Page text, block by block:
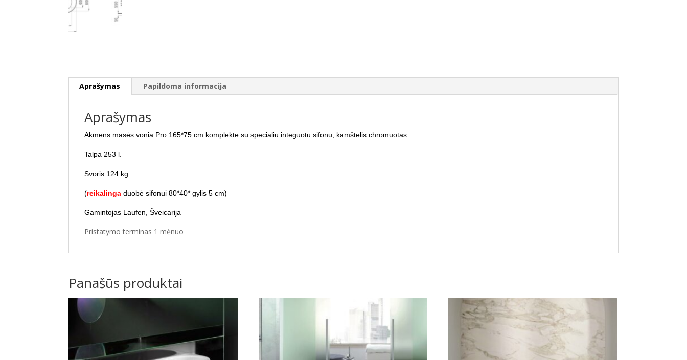
Aprašymas Papildoma informacija
Aprašymas
Akmens masės vonia Pro 165*75 cm komplekte su specialiu integuotu sifonu, kamštelis chromuotas.
Talpa 253 l.
Svoris 124 kg
(reikalinga duobė sifonui 80*40* gylis 5 cm)
Gamintojas Laufen, Šveicarija
Pristatymo terminas 1 mėnuo
Panašūs produktai